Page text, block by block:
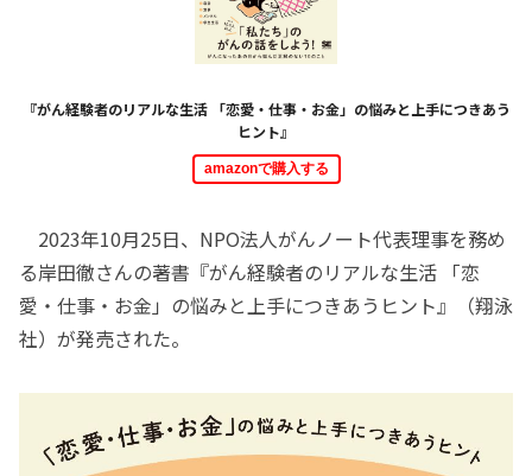
『がん経験者のリアルな生活 「恋愛・仕事・お金」の悩みと上手につきあう
ヒント』
amazonで購入する
2023年10月25日、NPO法人がんノート代表理事を務め
る岸田徹さんの著書『がん経験者のリアルな生活 「恋
愛・仕事・お金」の悩みと上手につきあうヒント』（翔泳
社）が発売された。